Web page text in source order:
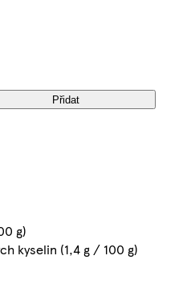
Přidat
g)
kyselin (1,4 g / 100 g)